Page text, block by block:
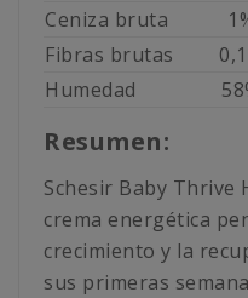
Ceniza bruta
Fibras brutas
Humedad
Resumen:
Schesir Baby Thrive
crema energética
crecimiento y la
sus primeras